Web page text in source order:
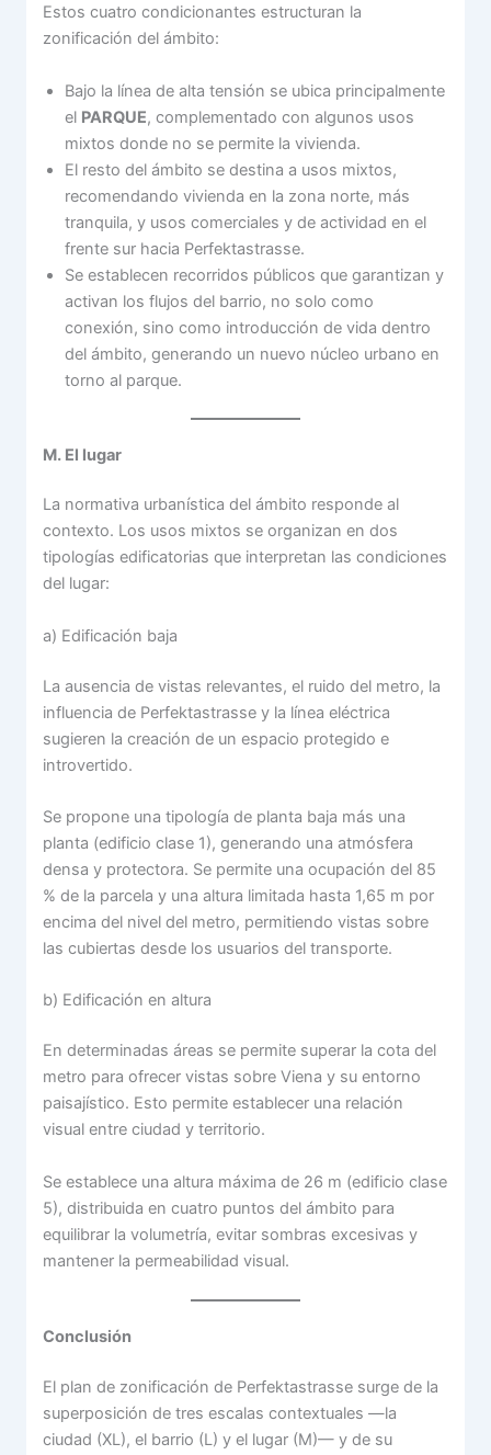
Estos cuatro condicionantes estructuran la
zonificación del ámbito:
Bajo la línea de alta tensión se ubica principalmente
el PARQUE, complementado con algunos usos
mixtos donde no se permite la vivienda.
El resto del ámbito se destina a usos mixtos,
recomendando vivienda en la zona norte, más
tranquila, y usos comerciales y de actividad en el
frente sur hacia Perfektastrasse.
Se establecen recorridos públicos que garantizan y
activan los flujos del barrio, no solo como
conexión, sino como introducción de vida dentro
del ámbito, generando un nuevo núcleo urbano en
torno al parque.
M. El lugar
La normativa urbanística del ámbito responde al
contexto. Los usos mixtos se organizan en dos
tipologías edificatorias que interpretan las condiciones
del lugar:
a) Edificación baja
La ausencia de vistas relevantes, el ruido del metro, la
influencia de Perfektastrasse y la línea eléctrica
sugieren la creación de un espacio protegido e
introvertido.
Se propone una tipología de planta baja más una
planta (edificio clase 1), generando una atmósfera
densa y protectora. Se permite una ocupación del 85
% de la parcela y una altura limitada hasta 1,65 m por
encima del nivel del metro, permitiendo vistas sobre
las cubiertas desde los usuarios del transporte.
b) Edificación en altura
En determinadas áreas se permite superar la cota del
metro para ofrecer vistas sobre Viena y su entorno
paisajístico. Esto permite establecer una relación
visual entre ciudad y territorio.
Se establece una altura máxima de 26 m (edificio clase
5), distribuida en cuatro puntos del ámbito para
equilibrar la volumetría, evitar sombras excesivas y
mantener la permeabilidad visual.
Conclusión
El plan de zonificación de Perfektastrasse surge de la
superposición de tres escalas contextuales —la
ciudad (XL), el barrio (L) y el lugar (M)— y de su